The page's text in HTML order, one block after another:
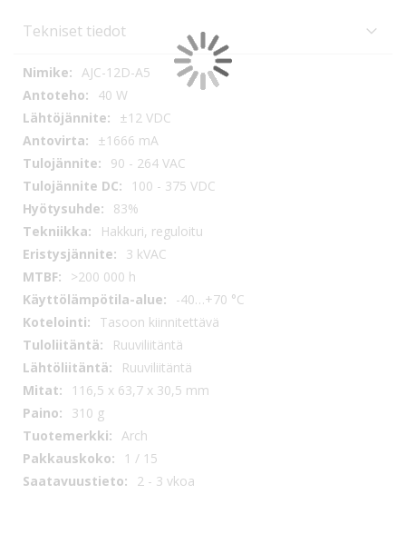
Tekniset tiedot
Tekniset
tiedot
AJC-12D-A5
40 W
±12 VDC
±1666 mA
90 - 264 VAC
100 - 375 VDC
83%
Hakkuri, reguloitu
3 kVAC
>200 000 h
-40…+70 °C
Tasoon kiinnitettävä
Ruuviliitäntä
Ruuviliitäntä
116,5 x 63,7 x 30,5 mm
310 g
Arch
1 / 15
2 - 3 vkoa